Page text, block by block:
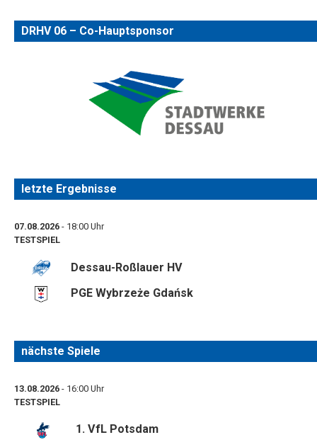
DRHV 06 – Co-Hauptsponsor
letzte Ergebnisse
07.08.2026 - 18:00 Uhr
TESTSPIEL
Dessau-Roßlauer HV
PGE Wybrzeże Gdańsk
nächste Spiele
13.08.2026 - 16:00 Uhr
TESTSPIEL
1. VfL Potsdam